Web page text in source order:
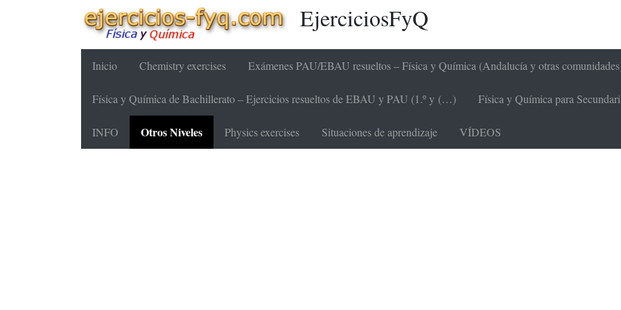
EjerciciosFyQ
Inicio Chemistry exercises Exámenes PAU/EBAU resueltos – Física y Química (Andalucía y otras
Física y Química de Bachillerato – Ejercicios resueltos de EBAU y PAU (1.º y (…) Física y Química para
INFO Otros Niveles Physics exercises Situaciones de aprendizaje VÍDEOS